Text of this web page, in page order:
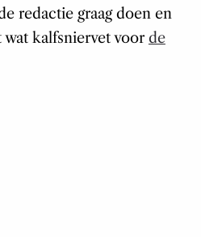
redactie graag doen en
wat kalfsniervet voorde